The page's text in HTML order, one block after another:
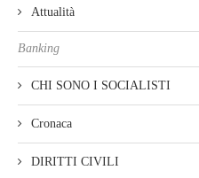
Attualità
Banking
CHI SONO I SOCIALISTI
Cronaca
DIRITTI CIVILI